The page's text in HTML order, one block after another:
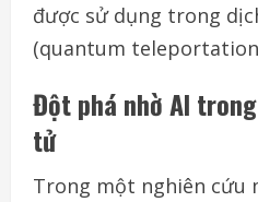
được sử dụng trong
(quantum
Đột phá nhờ AI
tử
Trong một nghiên cứu